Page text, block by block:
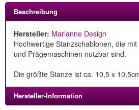
Beschreibung
Hersteller: Marianne Design
Hochwertige Stanzschablonen, die
und Prägemaschinen nutzbar sind.
Die größte Stanze ist ca. 10,5 x
Hersteller-Information